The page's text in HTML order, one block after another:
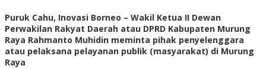
Puruk Cahu, Inovasi Borneo – Wakil Ketua II Dewan
Perwakilan Rakyat Daerah atau DPRD Kabupaten Murung
Raya Rahmanto Muhidin meminta pihak penyelenggara
atau pelaksana pelayanan publik (masyarakat) di Murung
Raya